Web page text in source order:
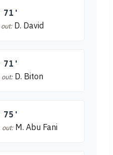
71'
out: D. David
71'
out: D. Biton
75'
out: M. Abu Fani